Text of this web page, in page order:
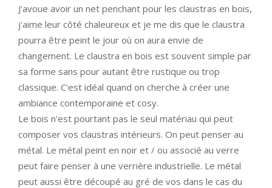
J'avoue avoir un net penchant pour les claustras en bois,
j'aime leur côté chaleureux et je me dis que le claustra
pourra être peint le jour où on aura envie de
changement. Le claustra en bois est souvent simple par
sa forme sans pour autant être rustique ou trop
classique. C'est idéal quand on cherche à créer une
ambiance contemporaine et cosy.
Le bois n'est pourtant pas le seul matériau qui peut
composer vos claustras intérieurs. On peut penser au
métal. Le métal peint en noir et / ou associé au verre
peut faire penser à une verrière industrielle. Le métal
peut aussi être découpé au gré de vos dans le cas du